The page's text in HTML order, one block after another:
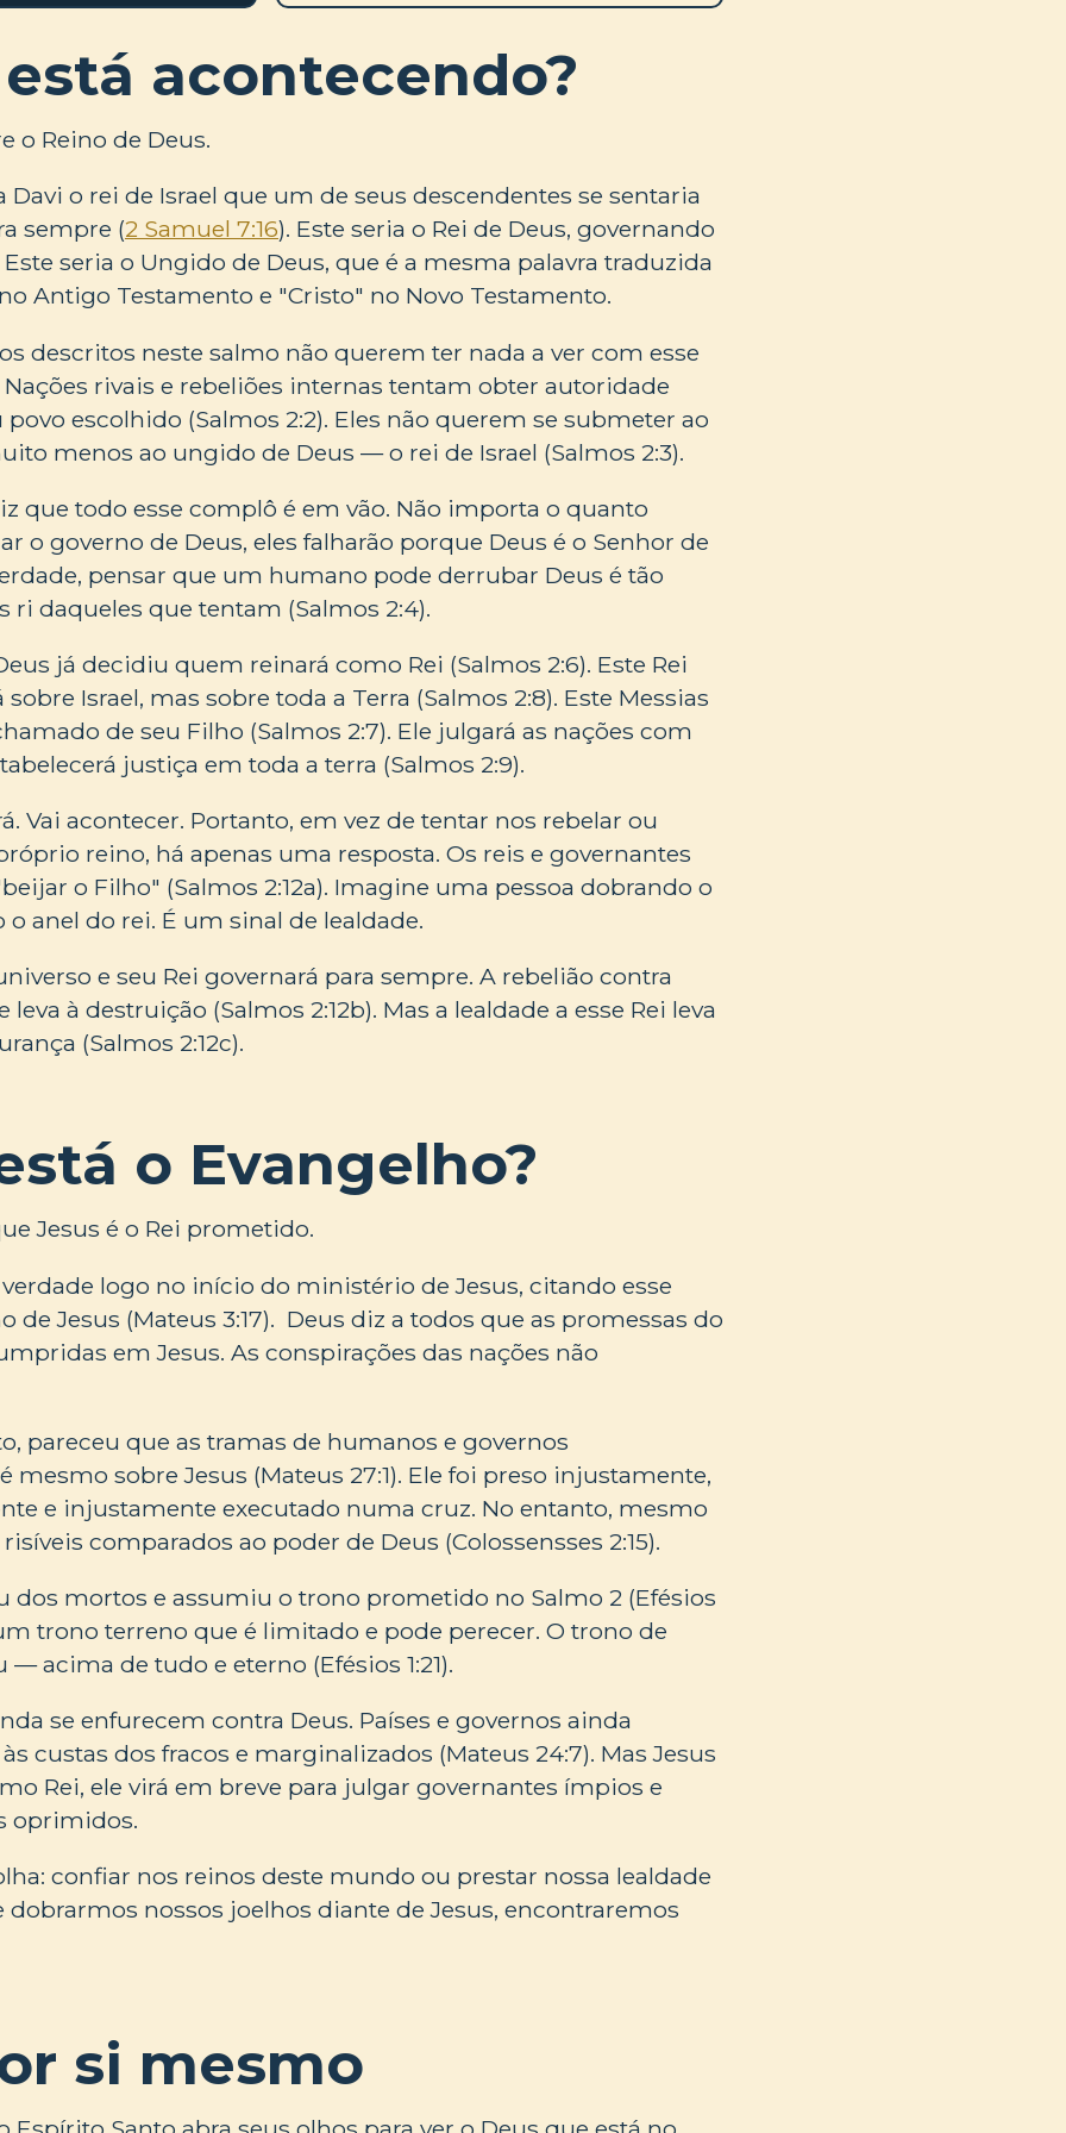
acontecendo?
o Reino de Deus.
o rei de Israel que um de seus descendentes se sentaria
sempre (2 Samuel 7:16). Este seria o Rei de Deus, governando
seria o Ungido de Deus, que é a mesma palavra traduzida
Antigo Testamento e "Cristo" no Novo Testamento.
descritos neste salmo não querem ter nada a ver com esse
Nações rivais e rebeliões internas tentam obter autoridade
povo escolhido (Salmos 2:2). Eles não querem se submeter ao
menos ao ungido de Deus — o rei de Israel (Salmos 2:3).
que todo esse complô é em vão. Não importa o quanto
o governo de Deus, eles falharão porque Deus é o Senhor de
pensar que um humano pode derrubar Deus é tão
ri daqueles que tentam (Salmos 2:4).
já decidiu quem reinará como Rei (Salmos 2:6). Este Rei
Israel, mas sobre toda a Terra (Salmos 2:8). Este Messias
de seu Filho (Salmos 2:7). Ele julgará as nações com
justiça em toda a terra (Salmos 2:9).
Vai acontecer. Portanto, em vez de tentar nos rebelar ou
reino, há apenas uma resposta. Os reis e governantes
o Filho" (Salmos 2:12a). Imagine uma pessoa dobrando o
anel do rei. É um sinal de lealdade.
e seu Rei governará para sempre. A rebelião contra
leva à destruição (Salmos 2:12b). Mas a lealdade a esse Rei leva
(Salmos 2:12c).
o Evangelho?
Jesus é o Rei prometido.
verdade logo no início do ministério de Jesus, citando esse
de Jesus (Mateus 3:17). Deus diz a todos que as promessas do
em Jesus. As conspirações das nações não
pareceu que as tramas de humanos e governos
mesmo sobre Jesus (Mateus 27:1). Ele foi preso injustamente,
e injustamente executado numa cruz. No entanto, mesmo
comparados ao poder de Deus (Colossensses 2:15).
dos mortos e assumiu o trono prometido no Salmo 2 (Efésios
trono terreno que é limitado e pode perecer. O trono de
— acima de tudo e eterno (Efésios 1:21).
se enfurecem contra Deus. Países e governos ainda
custas dos fracos e marginalizados (Mateus 24:7). Mas Jesus
Rei, ele virá em breve para julgar governantes ímpios e
oprimidos.
confiar nos reinos deste mundo ou prestar nossa lealdade
dobrarmos nossos joelhos diante de Jesus, encontraremos
si mesmo